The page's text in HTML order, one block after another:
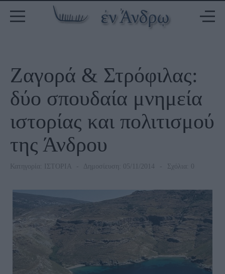
Ζαγορά & Στρόφιλας:
δύο σπουδαία μνημεία
ιστορίας και πολιτισμού
της Άνδρου
Κατηγορία: ΙΣΤΟΡΙΑ Δημοσίευση: 05/11/2014 Σχόλια: 0